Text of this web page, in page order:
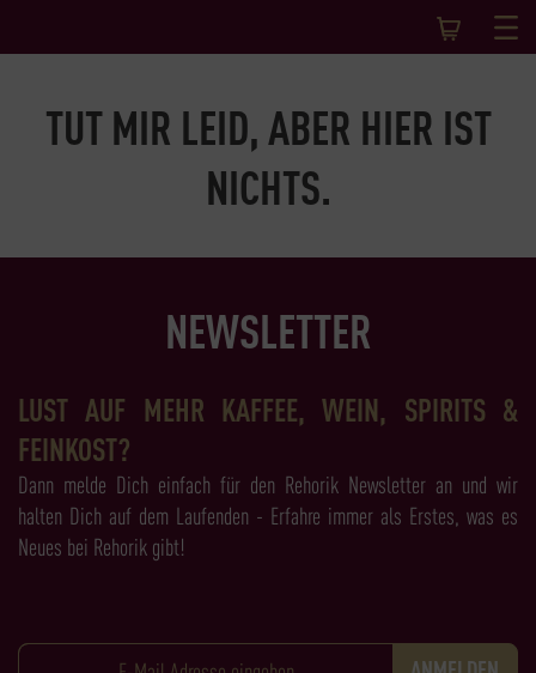
TUT MIR LEID, ABER HIER IST
NICHTS.
NEWSLETTER
LUST AUF MEHR KAFFEE, WEIN, SPIRITS &
FEINKOST?
Dann melde Dich einfach für den Rehorik Newsletter an und wir
halten Dich auf dem Laufenden - Erfahre immer als Erstes, was es
Neues bei Rehorik gibt!